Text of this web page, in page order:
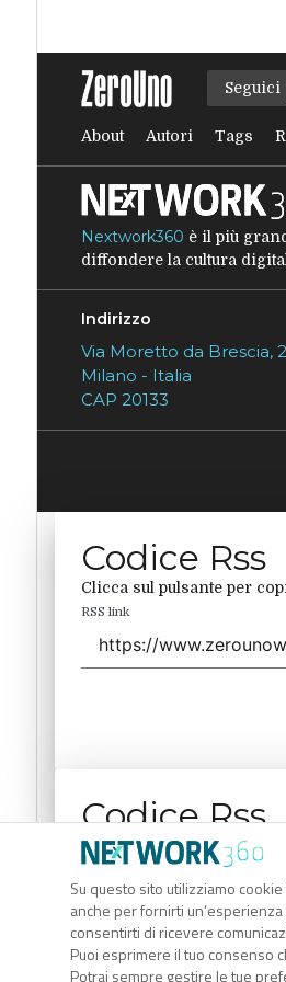
Su questo sito utilizziamo
anche per fornirti
consentirti di ricevere
Puoi esprimere il tuo consenso
Potrai sempre gestire le tue
Seguici
About Autori Tags
Nextwork360 è il più
diffondere la cultura
Indirizzo
Via Moretto da Brescia,
Milano - Italia
CAP 20133
Codice Rss
Clicca sul pulsante per
RSS link
Codice Rss
Clicca sul pulsante per
RSS link